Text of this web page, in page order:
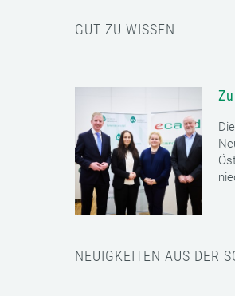
GUT ZU WISSEN
NEUIGKEITEN AUS DER